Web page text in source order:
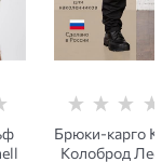
Брюки-карго
Колоброд